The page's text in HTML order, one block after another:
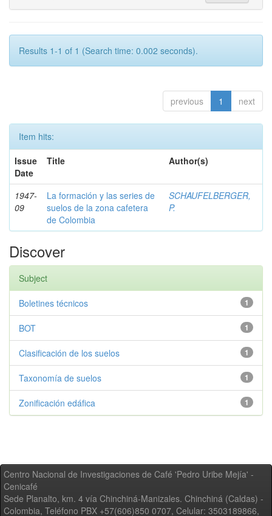
Results 1-1 of 1 (Search time: 0.002 seconds).
previous 1 next
Item hits:
Issue
Date
Title Author(s)
1947-
09
La formación y las series de
suelos de la zona cafetera
de Colombia
SCHAUFELBERGER,
P.
Discover
Subject
1
Boletines técnicos
1
BOT
1
Clasificación de los suelos
1
Taxonomía de suelos
1
Zonificación edáfica
Centro Nacional de Investigaciones de Café 'Pedro Uribe Mejía' -
Cenicafé
Sede Planalto, km. 4 vía Chinchiná-Manizales. Chinchiná (Caldas) -
Colombia, Teléfono PBX +57(606)850 0707, Celular: 3503189866,